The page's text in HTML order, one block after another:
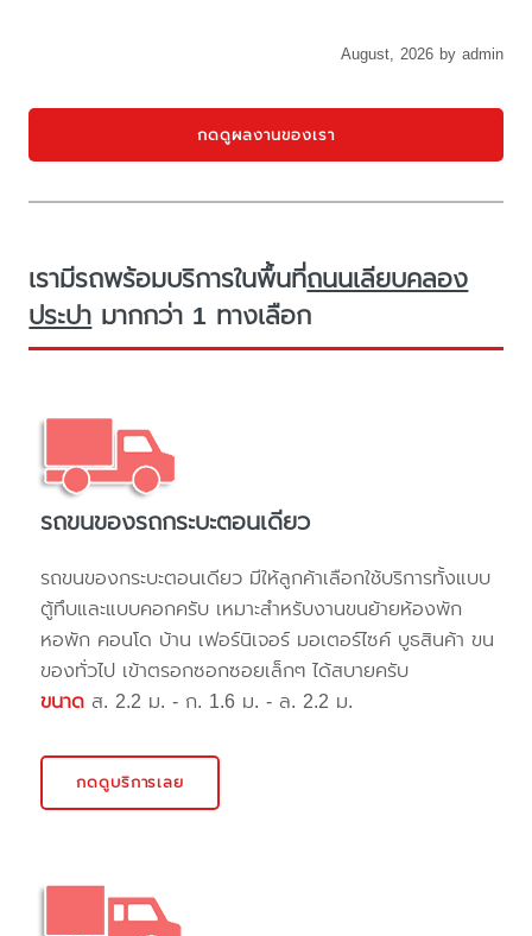
August, 2026 by admin
กดดูผลงานของเรา
เรามีรถพร้อมบริการในพื้นที่ถนนเลียบคลอง
ประปา มากกว่า 1 ทางเลือก
รถขนของรถกระบะตอนเดียว
รถขนของกระบะตอนเดียว มีให้ลูกค้าเลือกใช้บริการทั้งแบบ
ตู้ทึบและแบบคอกครับ เหมาะสำหรับงานขนย้ายห้องพัก
หอพัก คอนโด บ้าน เฟอร์นิเจอร์ มอเตอร์ไซค์ บูธสินค้า ขน
ของทั่วไป เข้าตรอกซอกซอยเล็กๆ ได้สบายครับ
ขนาด ส. 2.2 ม. - ก. 1.6 ม. - ล. 2.2 ม.
กดดูบริการเลย